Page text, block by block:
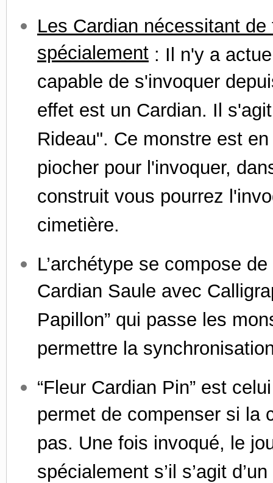
Les Cardian nécessitant
spécialement : Il n'y a
capable de s'invoquer
effet est un Cardian. Il
Rideau". Ce monstre est
piocher pour l'invoquer,
construit vous pourrez
cimetière.
L’archétype se compose
Cardian Saule avec
Papillon” qui passe les
permettre la
“Fleur Cardian Pin” est
permet de compenser si la
pas. Une fois invoqué, le
spécialement s’il s’agit